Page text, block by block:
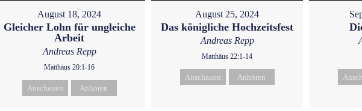
August 18, 2024
Gleicher Lohn für ungleiche
Arbeit
Andreas Repp
Matthäus 20:1-16
Anschauen Anhören
August 25, 2024
Das königliche Hochzeitsfest
Andreas Repp
Matthäus 22:1-14
Anschauen Anhören